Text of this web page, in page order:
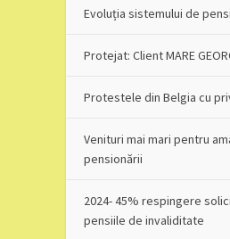
Evoluția sistemului de
Protejat: Client MARE
Protestele din Belgia cu
Venituri mai mari pentru
pensionării
2024- 45% respingere
pensiile de invaliditate